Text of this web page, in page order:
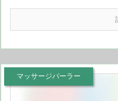
マッサージパーラー